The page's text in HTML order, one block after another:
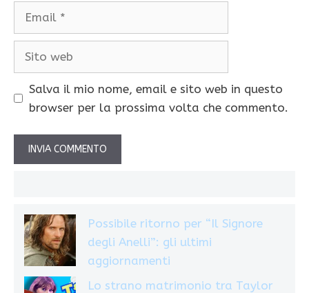
Salva il mio nome, email e sito web in questo
browser per la prossima volta che commento.
Possibile ritorno per “Il Signore
degli Anelli”: gli ultimi
aggiornamenti
Lo strano matrimonio tra Taylor